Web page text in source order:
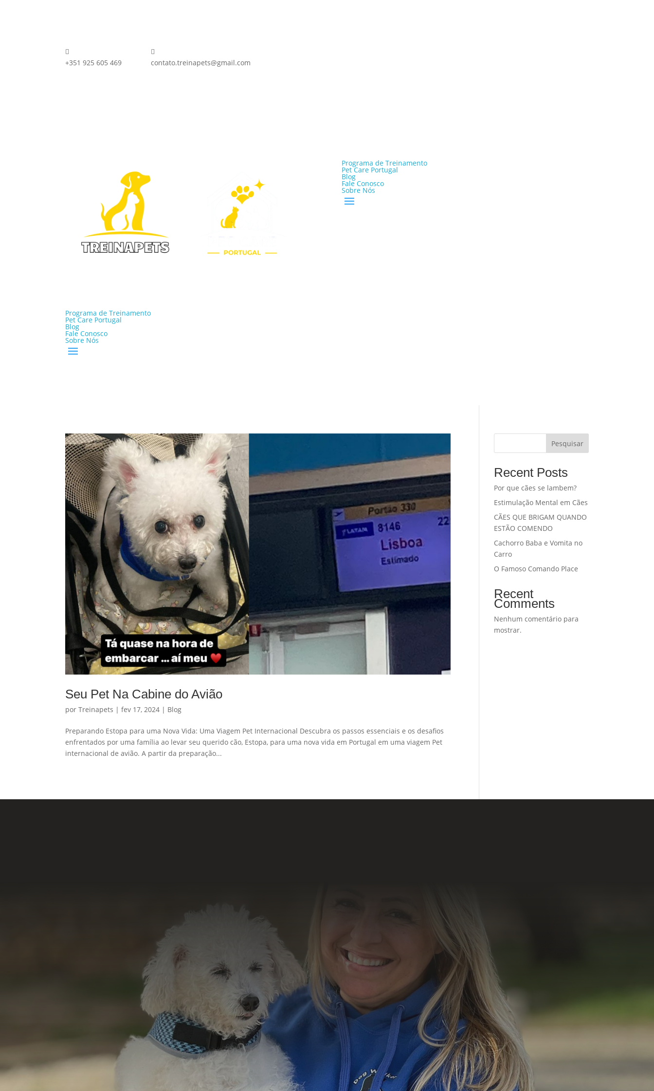

+351 925 605 469

contato.treinapets@gmail.com
Programa de Treinamento
Pet Care Portugal
Blog
Fale Conosco
Sobre Nós
Programa de Treinamento
Pet Care Portugal
Blog
Fale Conosco
Sobre Nós
Seu Pet Na Cabine do Avião
porTreinapets |fev 17, 2024 | Blog
Preparando Estopa para uma Nova Vida: Uma Viagem Pet Internacional Descubra os passos essenciais e os desafios
enfrentados por uma família ao levar seu querido cão, Estopa, para uma nova vida em Portugal em uma viagem Pet
internacional de avião. A partir da preparação...
Pesquisar
Recent Posts
Por que cães se lambem?
Estimulação Mental em Cães
CÃES QUE BRIGAM QUANDO
ESTÃO COMENDO
Cachorro Baba e Vomita no
Carro
O Famoso Comando Place
Recent
Comments
Nenhum comentário para
mostrar.
Acesse e conheça o resultado
do nosso trabalho
12 + 9=